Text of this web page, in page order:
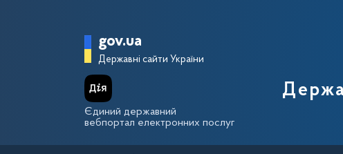
Головна сторінка
gov.ua
Державні сайти України
Єдиний державний
вебпортал електронних послуг